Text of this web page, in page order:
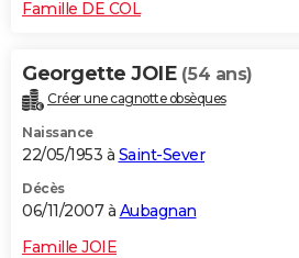
Famille DE COL
Georgette JOIE (54 ans)
Créer une cagnotte obsèques
Naissance
22/05/1953 à Saint-Sever
Décès
06/11/2007 à Aubagnan
Famille JOIE